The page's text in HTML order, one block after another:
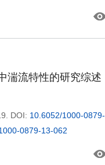
湍流特性的研究综述
DOI: 10.6052/1000-
0879-13-062